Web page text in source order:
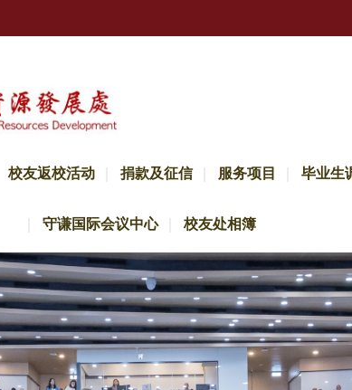
校友返校活动 捐款及征信 服务项目 毕业生
守谦国际会议中心 校友处相簿